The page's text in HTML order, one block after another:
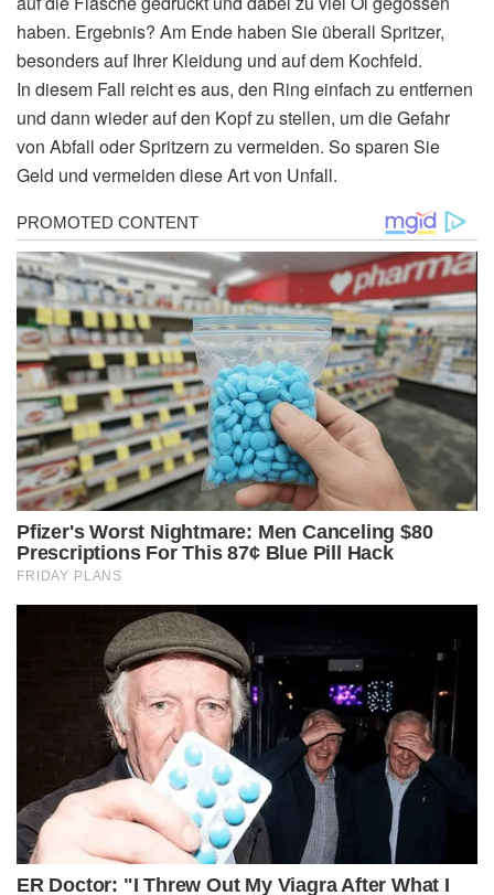
haben. Ergebnis? Am Ende haben Sie überall Spritzer,
besonders auf Ihrer Kleidung und auf dem Kochfeld.
In diesem Fall reicht es aus, den Ring einfach zu entfernen
und dann wieder auf den Kopf zu stellen, um die Gefahr
von Abfall oder Spritzern zu vermeiden. So sparen Sie
Geld und vermeiden diese Art von Unfall.